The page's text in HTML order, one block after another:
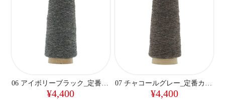
06 アイボリーブラック_定番カシミヤ
¥4,400
07 チャコールグレー_定番カシミヤ
¥4,400